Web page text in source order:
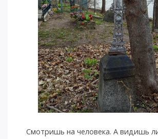
Смотришь на человека. А видишь